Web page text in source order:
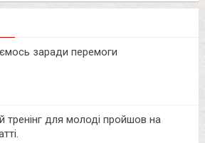
заради перемоги
тренінг для молоді пройшов на